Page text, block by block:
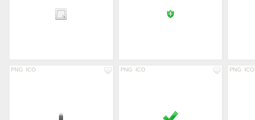
PNG ICO PNG ICO PNG ICO